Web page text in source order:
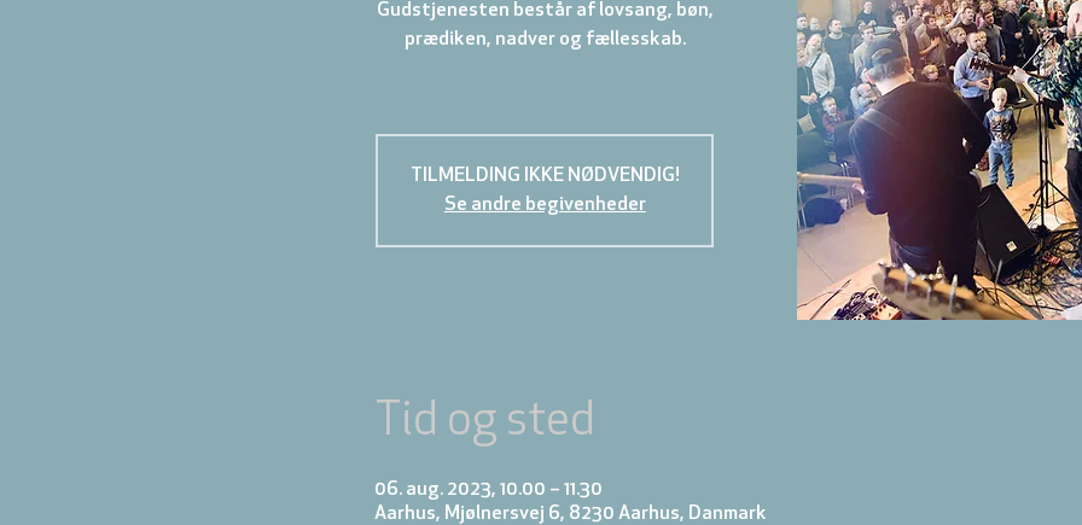
Gudstjenesten består af lovsang, bøn,
prædiken, nadver og fællesskab.
TILMELDING IKKE NØDVENDIG!
Se andre begivenheder
Tid og sted
06. aug. 2023, 10.00 – 11.30
Aarhus, Mjølnersvej 6, 8230 Aarhus, Danmark